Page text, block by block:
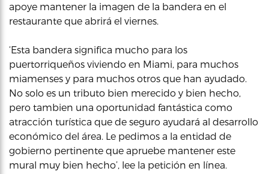
apoye mantener la imagen de la bandera en el
restaurante que abrirá el viernes.
‘Esta bandera significa mucho para los
puertorriqueños viviendo en Miami, para muchos
miamenses y para muchos otros que han ayudado.
No solo es un tributo bien merecido y bien hecho,
pero tambien una oportunidad fantástica como
atracción turística que de seguro ayudará al desarrollo
económico del área. Le pedimos a la entidad de
gobierno pertinente que apruebe mantener este
mural muy bien hecho’, lee la petición en línea.